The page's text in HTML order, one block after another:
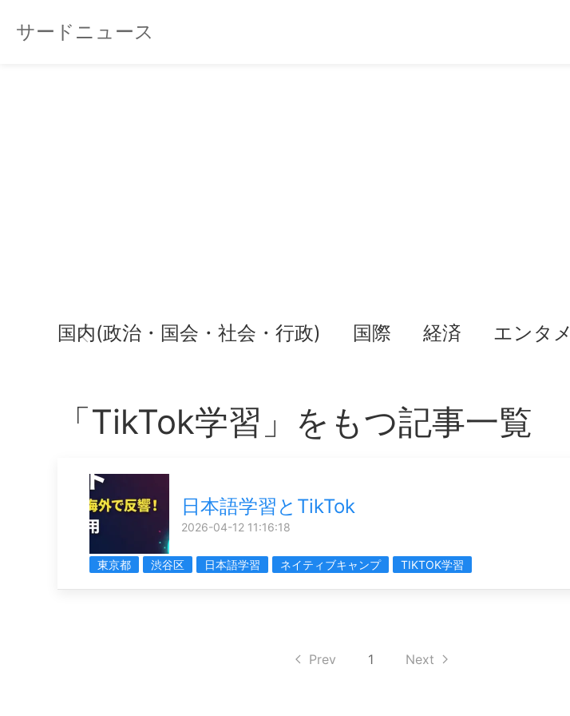
サードニュース
国内(政治・国会・社会・行政) 国際 経済 エンタメ
「TikTok学習」をもつ記事一覧
日本語学習とTikTok
2026-04-12 11:16:18
東京都 渋谷区 日本語学習 ネイティブキャンプ TIKTOK学習
Prev 1 Next